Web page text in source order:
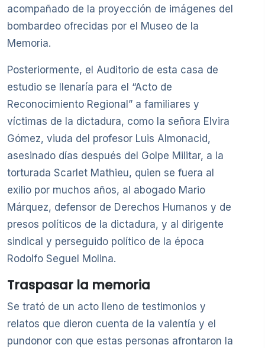
acompañado de la proyección de imágenes del
bombardeo ofrecidas por el Museo de la
Memoria.
Posteriormente, el Auditorio de esta casa de
estudio se llenaría para el “Acto de
Reconocimiento Regional” a familiares y
víctimas de la dictadura, como la señora Elvira
Gómez, viuda del profesor Luis Almonacid,
asesinado días después del Golpe Militar, a la
torturada Scarlet Mathieu, quien se fuera al
exilio por muchos años, al abogado Mario
Márquez, defensor de Derechos Humanos y de
presos políticos de la dictadura, y al dirigente
sindical y perseguido político de la época
Rodolfo Seguel Molina.
Traspasar la memoria
Se trató de un acto lleno de testimonios y
relatos que dieron cuenta de la valentía y el
pundonor con que estas personas afrontaron la